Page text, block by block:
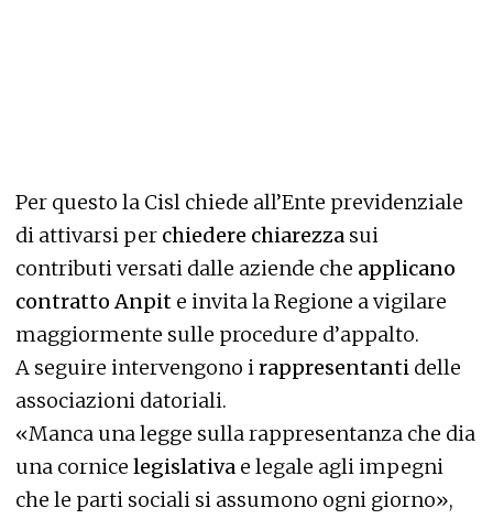
Per questo la Cisl chiede all’Ente previdenziale
di attivarsi per chiedere chiarezza sui
contributi versati dalle aziende che applicano
contratto Anpit e invita la Regione a vigilare
maggiormente sulle procedure d’appalto.
A seguire intervengono irappresentanti delle
associazioni datoriali.
«Manca una legge sulla rappresentanza che dia
una cornice legislativa e legale agli impegni
che le parti sociali si assumono ogni giorno»,